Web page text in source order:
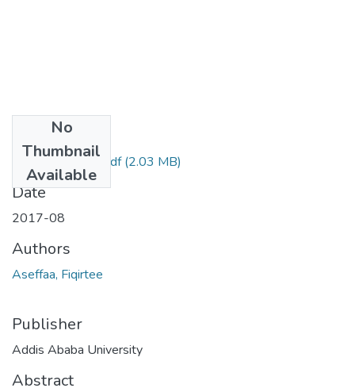
No
Thumbnail
Available
Fiqirtee Aseffaa.pdf(2.03 MB)
Date
2017-08
Authors
Aseffaa, Fiqirtee
Publisher
Addis Ababa University
Abstract